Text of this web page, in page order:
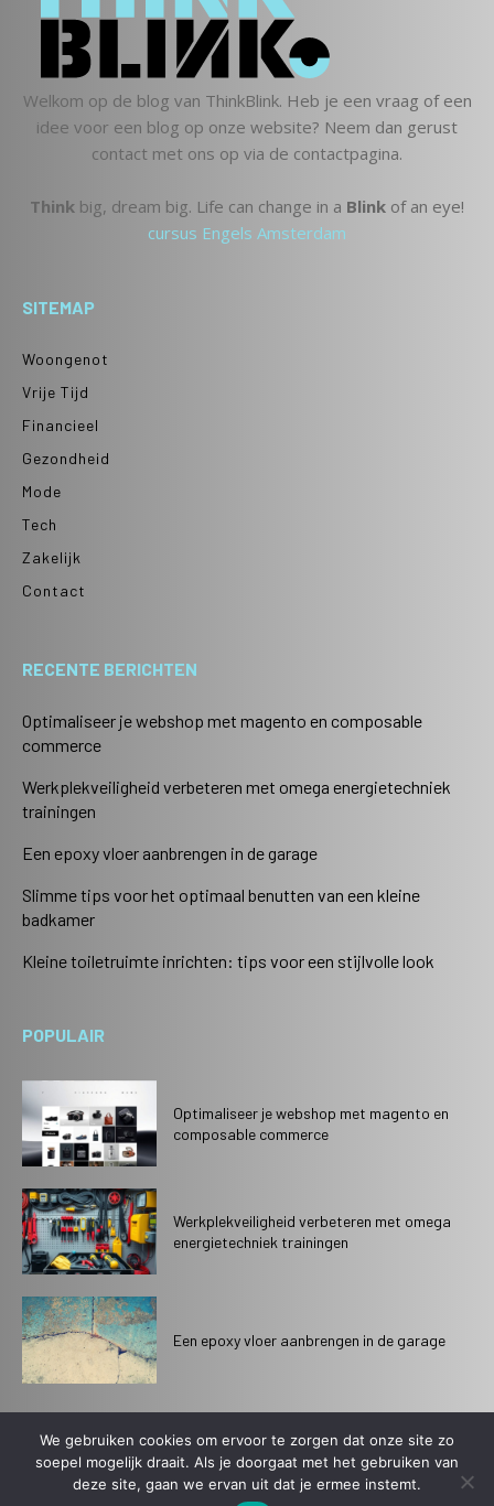
Welkom op de blog van ThinkBlink. Heb je een vraag of een
idee voor een blog op onze website? Neem dan gerust
contact met ons op via de contactpagina.
Think big, dream big. Life can change in a Blink of an eye!
cursus Engels Amsterdam
SITEMAP
Woongenot
Vrije Tijd
Financieel
Gezondheid
Mode
Tech
Zakelijk
Contact
RECENTE BERICHTEN
Optimaliseer je webshop met magento en composable
commerce
Werkplekveiligheid verbeteren met omega energietechniek
trainingen
Een epoxy vloer aanbrengen in de garage
Slimme tips voor het optimaal benutten van een kleine
badkamer
Kleine toiletruimte inrichten: tips voor een stijlvolle look
POPULAIR
Optimaliseer je webshop met magento en
composable commerce
Werkplekveiligheid verbeteren met omega
energietechniek trainingen
Een epoxy vloer aanbrengen in de garage
© 2021. All rights reserved.
We gebruiken cookies om ervoor te zorgen dat onze site zo
soepel mogelijk draait. Als je doorgaat met het gebruiken van
deze site, gaan we ervan uit dat je ermee instemt.